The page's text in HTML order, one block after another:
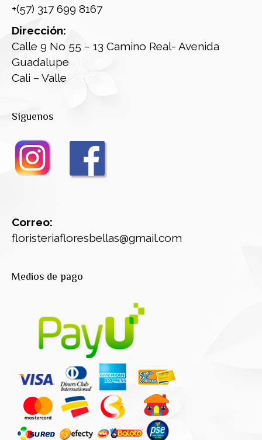
+(57) 317 699 8167
Dirección:
Calle 9 No 55 – 13 Camino Real- Avenida
Guadalupe
Cali – Valle
Síguenos
Correo:
floristeriafloresbellas@gmail.com
Medios de pago